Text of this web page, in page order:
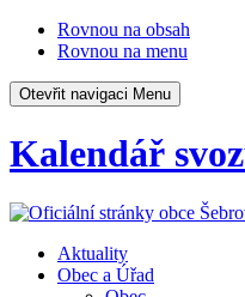
Rovnou na obsah
Rovnou na menu
Otevřit navigaci Menu
Kalendář
Aktuality
Obec a Úřad